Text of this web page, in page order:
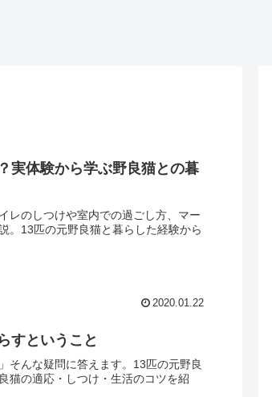
実体験から学ぶ野良猫との暮
レのしつけや室内での過ごし方、マー
。13匹の元野良猫と暮らした経験から
2020.01.22
すということ
そんな疑問に答えます。13匹の元野良
猫の適応・しつけ・生活のコツを紹